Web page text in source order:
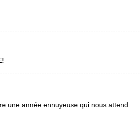
une année ennuyeuse qui nous attend.